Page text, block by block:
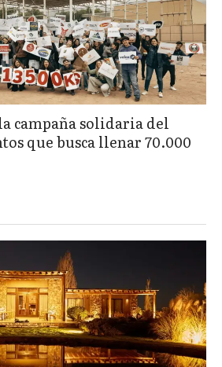
campaña solidaria del
que busca llenar 70.000